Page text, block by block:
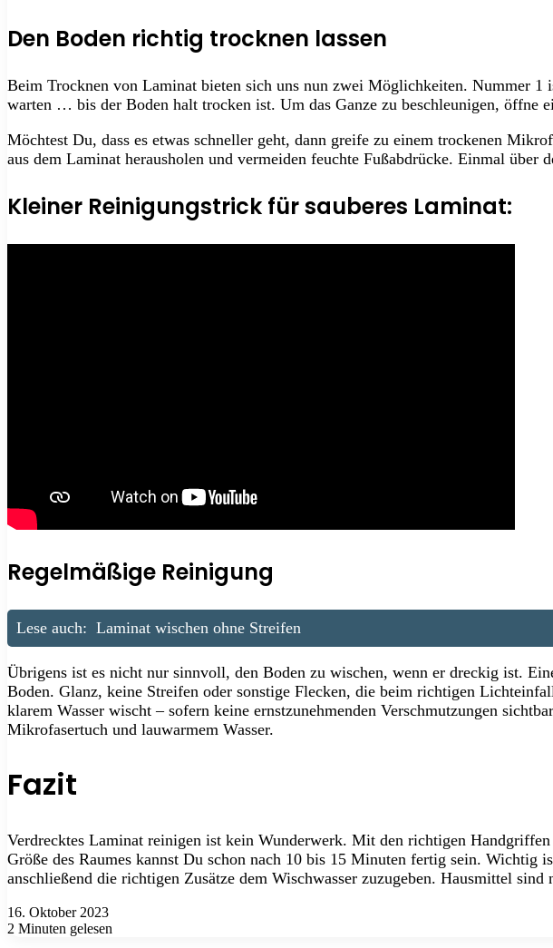
Den Boden richtig trocknen lassen
Beim Trocknen von Laminat bieten sich uns nun zwei Möglichkeiten. Nummer
warten … bis der Boden halt trocken ist. Um das Ganze zu beschleunigen, öffne
Möchtest Du, dass es etwas schneller geht, dann greife zu einem trockenen
aus dem Laminat herausholen und vermeiden feuchte Fußabdrücke. Einmal
Kleiner Reinigungstrick für sauberes Laminat:
Regelmäßige Reinigung
Lese auch: Laminat wischen ohne Streifen
Übrigens ist es nicht nur sinnvoll, den Boden zu wischen, wenn er dreckig ist.
Boden. Glanz, keine Streifen oder sonstige Flecken, die beim richtigen
klarem Wasser wischt – sofern keine ernstzunehmenden Verschmutzungen
Mikrofasertuch und lauwarmem Wasser.
Fazit
Verdrecktes Laminat reinigen ist kein Wunderwerk. Mit den richtigen
Größe des Raumes kannst Du schon nach 10 bis 15 Minuten fertig sein. Wichtig
anschließend die richtigen Zusätze dem Wischwasser zuzugeben. Hausmittel
16. Oktober 2023
2 Minuten gelesen